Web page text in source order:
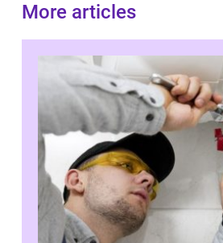
More articles